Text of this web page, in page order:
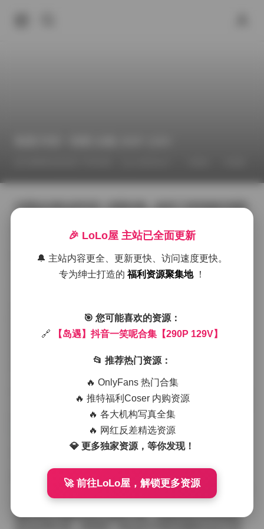
岛遇这次推出的抖音一笑呢合集，收录了290张静态画面
里，一笑呢经常出现在海边的礁石上，清晨的薄雾还未
完全散去，她身穿淡蓝色的亚麻连衣裙，裙摆随着海风
轻轻摇曳，脚边是被潮水冲刷过的湿沙，光线从斜坡上
洒下，给整个场景镀上一层柔和的金色。
在另一组场景中，她换上了白色的短款针织衫和高腰牛
藤，偶尔有鸟儿掠过，带来一点生动的声响。镜头时而
拉近捕捉她侧脸的微笑，时而拉远显示出街道两旁的梧
视频部分则更加侧重于动态的细节。比如她在沙滩上赤
脚奔跑，脚印被浪花很快抹去，笑声与海浪交织；又或
者她在市场的摊位间穿梭，手里提着刚买的水果，色彩
鲜艳的菠萝和芒果在阳光下闪耀。这些片段没有刻意的p
ose，更像是日常生活中的自然流露，让人感觉像是无意
间闯入了她的假期日记。
从穿搭来看，整套作品偏向清爽自然的夏日风格。亚
麻、棉麻、轻薄的针织面料占据主导，颜色以白、米、
帽或黄色的手链。这种选择不仅呼应了海边的环境，也
让整体视觉更加舒适，没有过于夸张的元素，反而让人 f
ocus 在她的表情和周围的光影变化上。
摄影师在光线的运用上颇有心思。清晨的柔光和黄昏的
🎉 LoLo屋 主站已全面更新
🔔 主站内容更全、更新更快、访问速度更快。
专为绅士打造的福利资源聚集地 ！
🎯 您可能喜欢的资源：
🔗
【岛遇】抖音一笑呢合集【290P 129V】
📂 推荐热门资源：
🔥 OnlyFans 热门合集
🔥 推特福利Coser 内购资源
🔥 各大机构写真全集
🔥 网红反差精选资源
💎 更多独家资源，等你发现！
🚀 前往LoLo屋，解锁更多资源